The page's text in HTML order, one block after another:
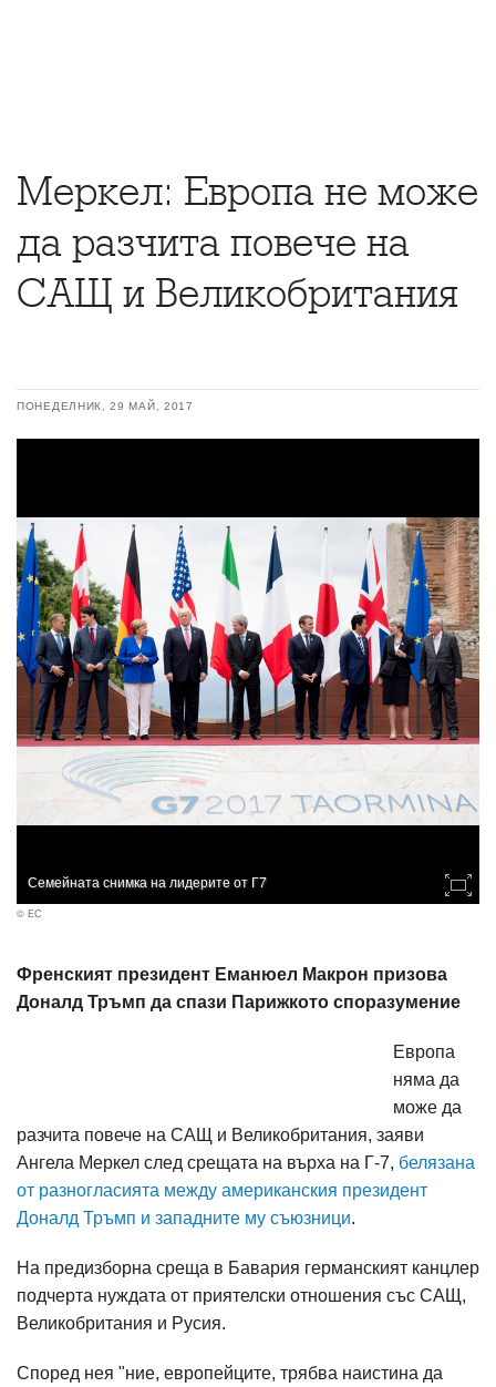
Меркел: Европа не може
да разчита повече на
САЩ и Великобритания
ПОНЕДЕЛНИК, 29 МАЙ, 2017
Семейната снимка на лидерите от Г7
© ЕС
Френският президент Еманюел Макрон призова
Доналд Тръмп да спази Парижкото споразумение
Европа
няма да
може да
разчита повече на САЩ и Великобритания, заяви
Ангела Меркел след срещата на върха на Г-7, белязана
от разногласията между американския президент
Доналд Тръмп и западните му съюзници.
На предизборна среща в Бавария германският канцлер
подчерта нуждата от приятелски отношения със САЩ,
Великобритания и Русия.
Според нея "ние, европейците, трябва наистина да